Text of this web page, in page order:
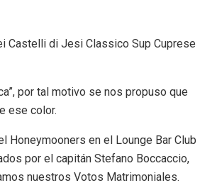
Castelli di Jesi Classico Sup Cuprese
por tal motivo se nos propuso que
ese color.
Honeymooners en el Lounge Bar Club
por el capitán Stefano Boccaccio,
nuestros Votos Matrimoniales.